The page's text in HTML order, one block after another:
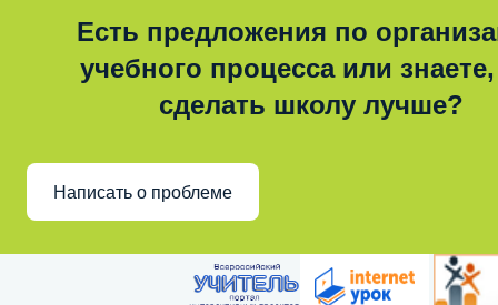
Есть предложения по
учебного процесса или знаете,
сделать школу лучше?
Написать о проблеме